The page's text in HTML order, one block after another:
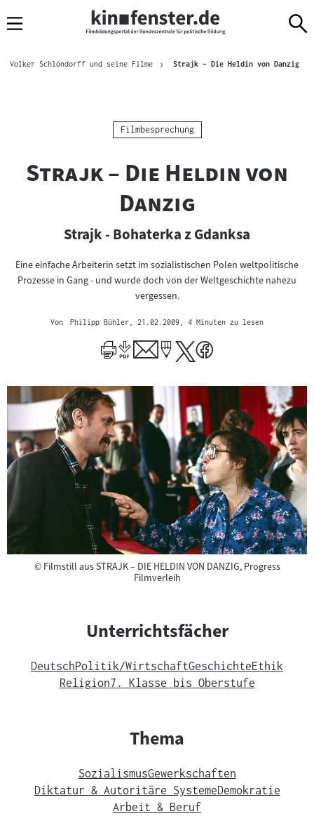
Navigation
zum
zur
amBrotkrümelnavigation
Volker Schlöndorff und seine Filme Strajk – Die Heldin von Danzig
Kategorie:
Filmbesprechung
"
Strajk – Die Heldin von
Danzig"
Strajk - Bohaterka z Gdanksa
Eine einfache Arbeiterin setzt im sozialistischen Polen weltpolitische
Prozesse in Gang - und wurde doch von der Weltgeschichte nahezu
vergessen.
Von Philipp Bühler , 21.02.2009 , 4 Minuten zu lesen
©Copyright
Filmstill aus STRAJK – DIE HELDIN VON DANZIG, Progress
Filmverleih
Unterrichtsfächer
DeutschPolitik/WirtschaftGeschichteEthik
Religion7. Klasse bis Oberstufe
Thema
SozialismusGewerkschaften
Diktatur & Autoritäre SystemeDemokratie
Arbeit & Beruf